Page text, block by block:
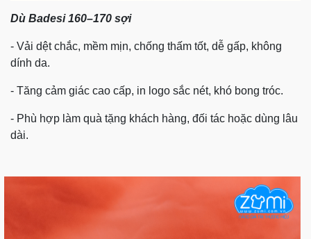
Dù Badesi 160–170 sợi
- Vải dệt chắc, mềm mịn, chống thấm tốt, dễ gấp, không
dính da.
- Tăng cảm giác cao cấp, in logo sắc nét, khó bong tróc.
- Phù hợp làm quà tặng khách hàng, đối tác hoặc dùng lâu
dài.